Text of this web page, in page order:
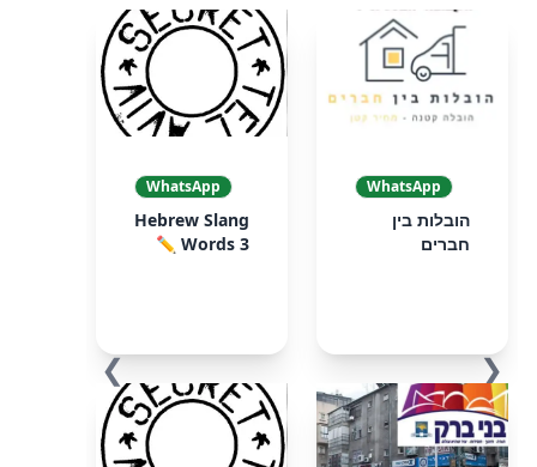
❮
WhatsApp
הובלות בין
חברים
WhatsApp
Hebrew Slang
Words 3 ✏️
❯